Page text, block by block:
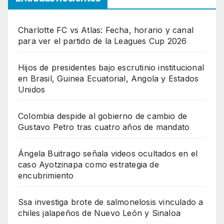
Charlotte FC vs Atlas: Fecha, horario y canal
para ver el partido de la Leagues Cup 2026
Hijos de presidentes bajo escrutinio institucional
en Brasil, Guinea Ecuatorial, Angola y Estados
Unidos
Colombia despide al gobierno de cambio de
Gustavo Petro tras cuatro años de mandato
Ángela Buitrago señala videos ocultados en el
caso Ayotzinapa como estrategia de
encubrimiento
Ssa investiga brote de salmonelosis vinculado a
chiles jalapeños de Nuevo León y Sinaloa